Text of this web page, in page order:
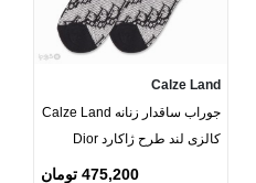
Calze Land
جوراب ساقدار زنانه Calze Land
کالزی لند طرح ژاکارد Dior
475,200 تومان